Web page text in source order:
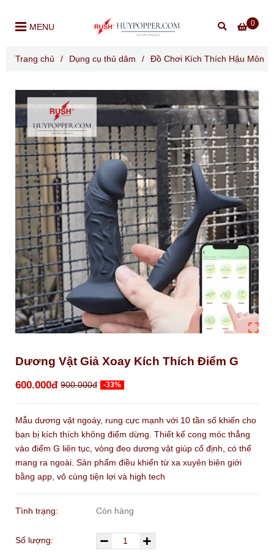
0
MENU
Trang chủ / Dụng cụ thủ dâm / Đồ Chơi Kích Thích Hậu Môn
Dương Vật Giả Xoay Kích Thích Điểm G
600.000đ 900.000đ -33%
Mẫu dương vật ngoáy, rung cực mạnh với 10 tần số khiến cho
bạn bị kích thích không điểm dừng. Thiết kế cong móc thẳng
vào điểm G liên tục, vòng đeo dương vật giúp cố định, có thể
mang ra ngoài. Sản phẩm điều khiển từ xa xuyên biên giới
bằng app, vô cùng tiện lợi và high tech
Tình trạng: Còn hàng
Số lượng: